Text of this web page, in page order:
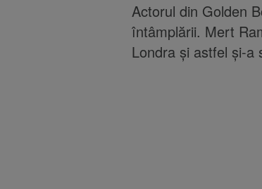
Actorul din Golden
întâmplării. Mert
Londra și astfel și-a